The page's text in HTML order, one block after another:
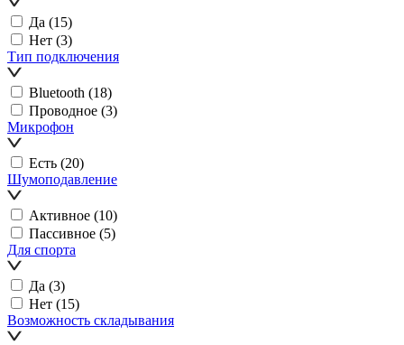
Да (15)
Нет (3)
Тип подключения
Bluetooth (18)
Проводное (3)
Микрофон
Есть (20)
Шумоподавление
Активное (10)
Пассивное (5)
Для спорта
Да (3)
Нет (15)
Возможность складывания